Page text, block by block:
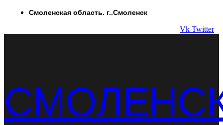
ПерейтиСмоленская область. г..Смоленск
Vk Twitter